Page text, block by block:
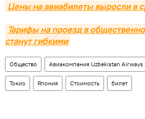
Цены на авиабилеты выросли в
Тарифы на проезд в
станут гибкими
Общество Авиакомпания Uzbekistan Airways
Токио Япония Стоимость билет